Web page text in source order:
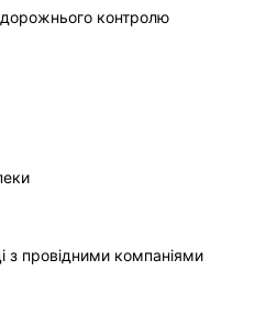
контролю
з провідними компаніями